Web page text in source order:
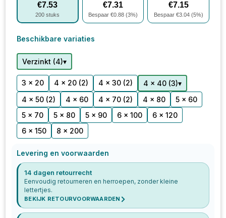
€7.53
200 stuks
€7.31
Bespaar €0.88 (3%)
€7.15
Bespaar €3.04(5%)
Beschikbare variaties
Verzinkt (4)▾
3 x 20 4 x 20 (2) 4 x 30 (2) 4 x 40 (3)▾
4 x 50 (2) 4 x 60 4 x 70 (2) 4 x 80
5 x 60
5 x 70
5 x 80 5 x 90 6 x 100
6 x 120
6 x 150
8 x 200
Levering en voorwaarden
14 dagen retourrecht
Eenvoudig retourneren en herroepen, zonder kleine
lettertjes.
BEKIJK RETOURVOORWAARDEN